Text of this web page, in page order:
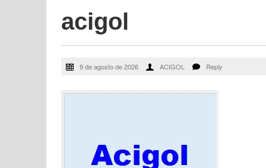
acigol
9 de agosto de 2026 ACIGOL Reply